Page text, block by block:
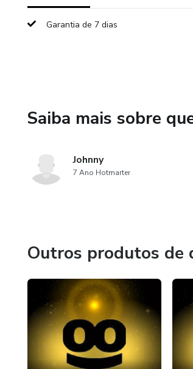
Garantia de 7 dias
Saiba mais sobre
Johnny
7 Ano Hotmarter
Outros produtos de